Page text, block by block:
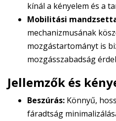
kínál a kényelem és a
Mobilitási
mechanizmusának
mozgástartományt is
mozgásszabadság
Jellemzők és
Beszúrás: Könnyű,
fáradtság